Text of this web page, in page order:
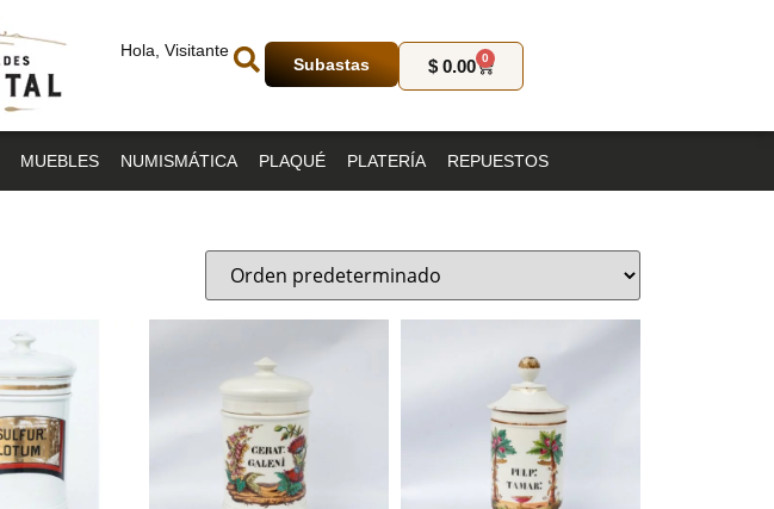
Hola, Visitante
Subastas $ 0.00 0
MUEBLES NUMISMÁTICA PLAQUÉ PLATERÍA REPUESTOS